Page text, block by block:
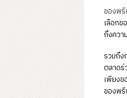
ของพรี
เลือกข
ถึงควา
รวมถึง
ตลาดร่
เพียง
ของพรี